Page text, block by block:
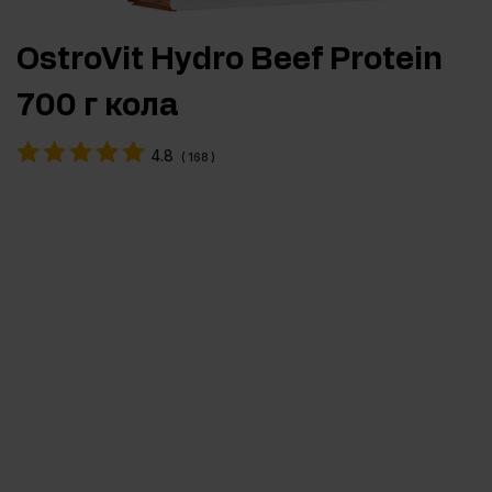
OstroVit Hydro Beef Protein
700 г кола
4.8 ( 168 )